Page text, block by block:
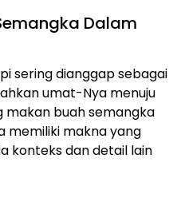
Dalam
sering dianggap sebagai
umat-Nya menuju
buah semangka
memiliki makna yang
konteks dan detail lain